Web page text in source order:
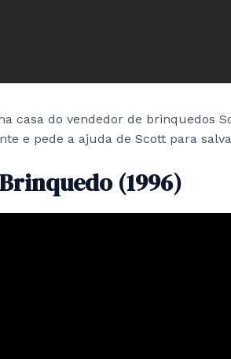
casa do vendedor de brinquedos
e pede a ajuda de Scott para
(1996)